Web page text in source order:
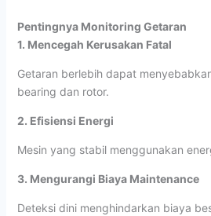
Pentingnya Monitoring Getaran
1. Mencegah Kerusakan Fatal
Getaran berlebih dapat
bearing dan rotor.
2. Efisiensi Energi
Mesin yang stabil menggunakan
3. Mengurangi Biaya Maintenance
Deteksi dini menghindarkan biaya